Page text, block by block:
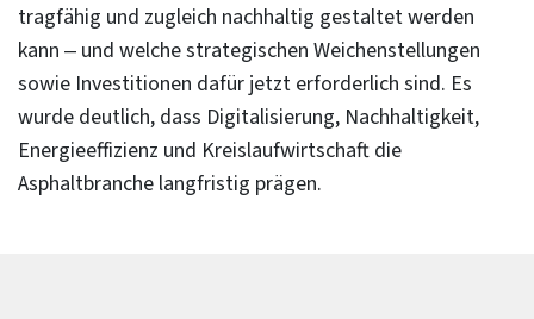
tragfähig und zugleich nachhaltig gestaltet werden
kann – und welche strategischen Weichenstellungen
sowie Investitionen dafür jetzt erforderlich sind. Es
wurde deutlich, dass Digitalisierung, Nachhaltigkeit,
Energieeffizienz und Kreislaufwirtschaft die
Asphaltbranche langfristig prägen.